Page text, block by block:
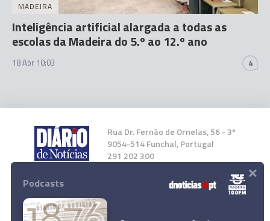
MADEIRA
Inteligência artificial alargada a todas as
escolas da Madeira do 5.º ao 12.º ano
18 Abr 10:03 4
Rua Dr. Fernão de Ornelas, 56 - 3º
9054-514 Funchal, Portugal
291 202 300
Instale a nossa App
Podcasts ×